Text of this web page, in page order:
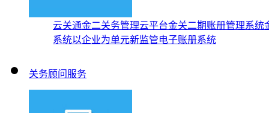
云关通金二关务管理云平台金关二期账册管理系统
系统以企业为单元新监管电子账册系统
关务顾问服务